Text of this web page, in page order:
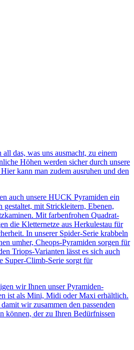
das, was uns ausmacht, zu einem
Höhen werden sicher durch unsere
kann man zudem ausruhen und den
auch unsere HUCK Pyramiden ein
gestaltet, mit Strickleitern, Ebenen,
Mit farbenfrohen Quadrat-
die Kletternetze aus Herkulestau für
In unserer Spider-Serie krabbeln
umher, Cheops-Pyramiden sorgen für
Triops-Varianten lässt es sich auch
Super-Climb-Serie sorgt für
wir Ihnen unser Pyramiden-
ist als Mini, Midi oder Maxi erhältlich.
wir zusammen den passenden
können, der zu Ihren Bedürfnissen